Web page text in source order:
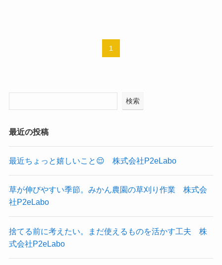
1
検索
最近の投稿
最近ちょっと嬉しいこと😌 株式会社P2eLabo
草が伸びやすい季節。みかん農園の草刈り作業 株式会
社P2eLabo
捨てる前に考えたい。まだ使えるものを活かす工夫 株
式会社P2eLabo